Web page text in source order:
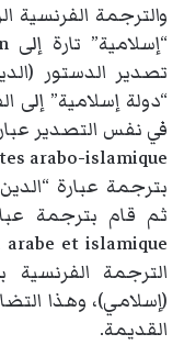
والترجمة الفرنسية
تصدير الدستور
في نفس التصدير
(إسلامي)، وهذا
القديمة.